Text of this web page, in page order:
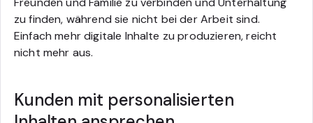
zu finden, während sie nicht bei der Arbeit sind.
Einfach mehr digitale Inhalte zu produzieren, reicht
nicht mehr aus.
Kunden mit personalisierten